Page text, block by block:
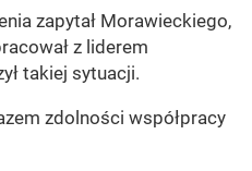
zapytał Morawieckiego,
z liderem
takiej sytuacji.
zdolności współpracy